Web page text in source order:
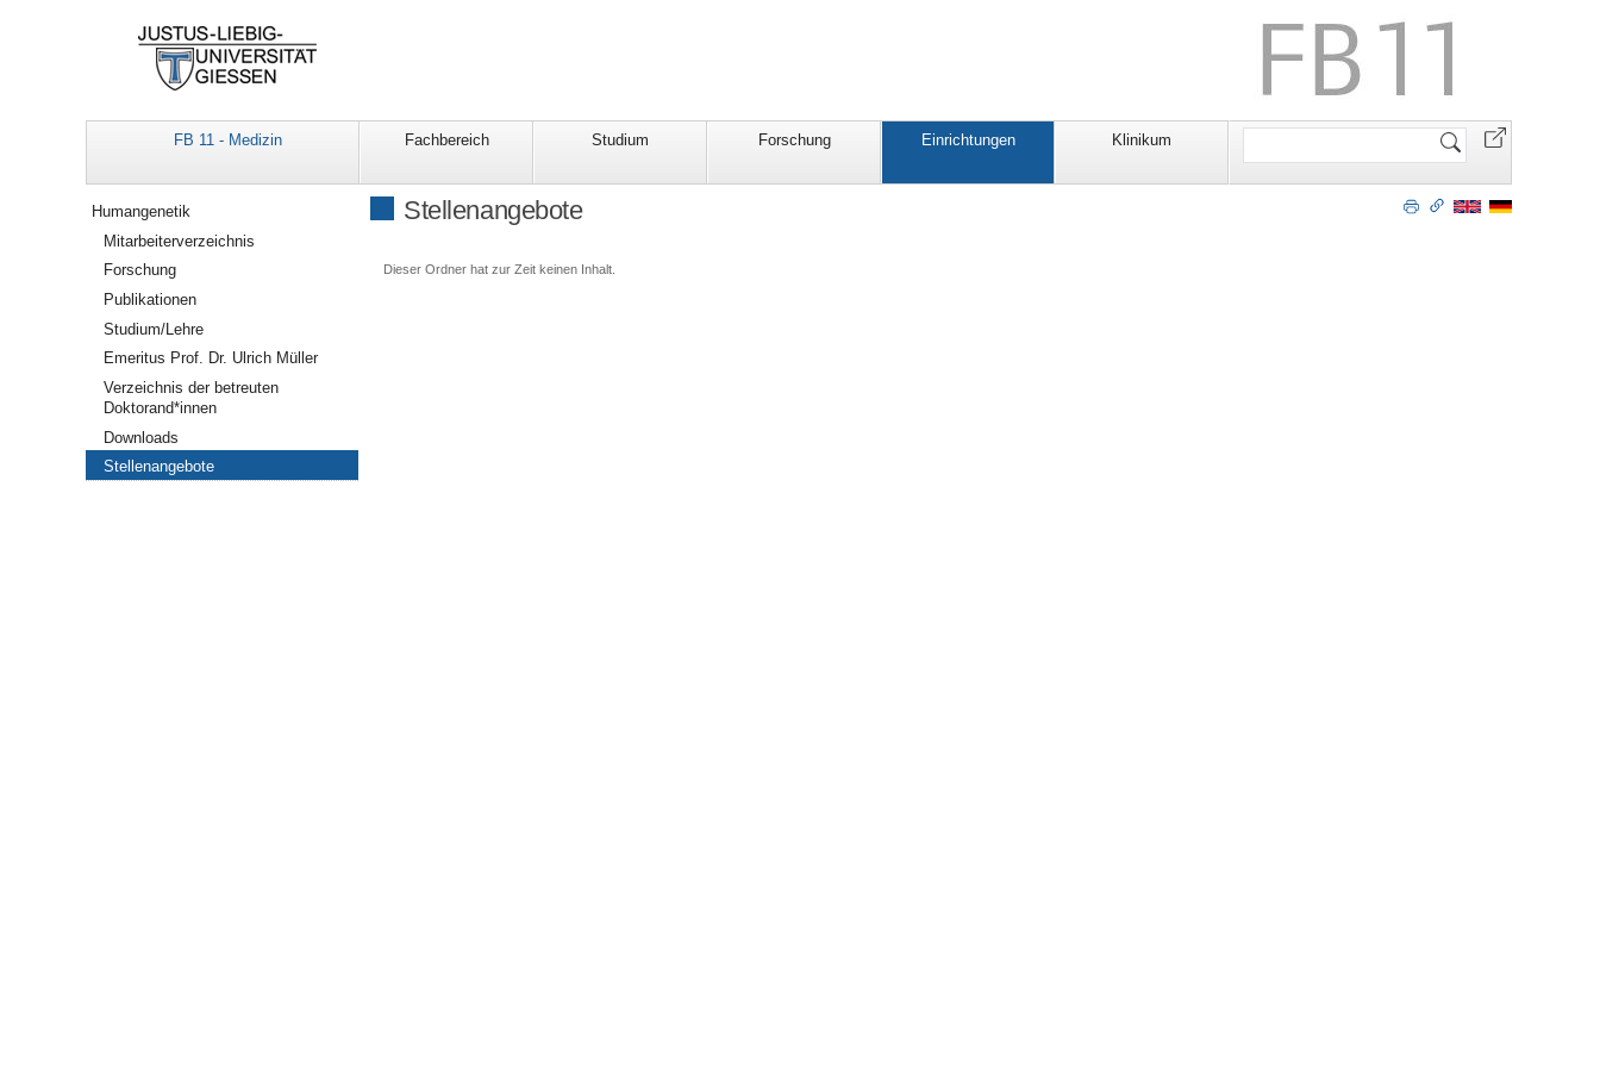
FB 11 - Medizin Fachbereich Studium Forschung Einrichtungen Klinikum
Website
Stellenangebote
Dieser Ordner hat zur Zeit keinen Inhalt.
Navigation
Humangenetik
Mitarbeiterverzeichnis
Forschung
Publikationen
Studium/Lehre
Emeritus Prof. Dr. Ulrich Müller
Verzeichnis der betreuten
Doktorand*innen
Downloads
Stellenangebote